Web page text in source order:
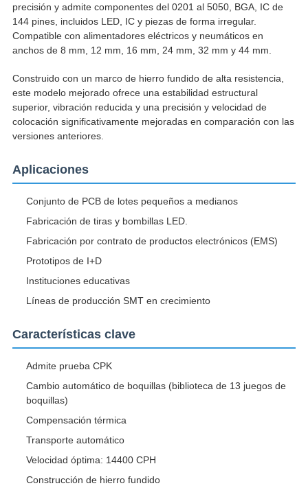
precisión y admite componentes del 0201 al 5050, BGA, IC de
144 pines, incluidos LED, IC y piezas de forma irregular.
Compatible con alimentadores eléctricos y neumáticos en
anchos de 8 mm, 12 mm, 16 mm, 24 mm, 32 mm y 44 mm.
Construido con un marco de hierro fundido de alta resistencia,
este modelo mejorado ofrece una estabilidad estructural
superior, vibración reducida y una precisión y velocidad de
colocación significativamente mejoradas en comparación con las
versiones anteriores.
Aplicaciones
Conjunto de PCB de lotes pequeños a medianos
Fabricación de tiras y bombillas LED.
Fabricación por contrato de productos electrónicos (EMS)
Prototipos de I+D
Instituciones educativas
Líneas de producción SMT en crecimiento
Características clave
Admite prueba CPK
Cambio automático de boquillas (biblioteca de 13 juegos de
boquillas)
Compensación térmica
Transporte automático
Velocidad óptima: 14400 CPH
Construcción de hierro fundido